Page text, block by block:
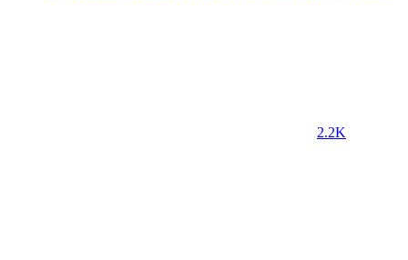
2.2K